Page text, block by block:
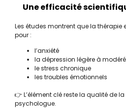
Une efficacité
Les études montrent que la thérapie
pour :
l’anxiété
la dépression légère à
le stress chronique
les troubles émotionnels
👉 L’élément clé reste la qualité de
psychologue.